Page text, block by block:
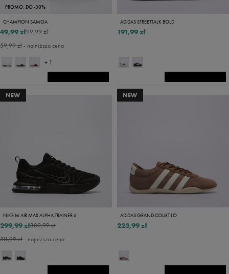
PROMO: DO -30%
CHAMPION SAMOA
99,99 zł
49,99 zł
59,99 zł- najniższa cena
+ 1
ADIDAS STREETTALK BOLD
191,99 zł
NEW
NIKE M AIR MAX ALPHA TRAINER 6
389,99 zł
299,99 zł
311,99 zł- najniższa cena
NEW
ADIDAS GRAND COURT LO
223,99 zł